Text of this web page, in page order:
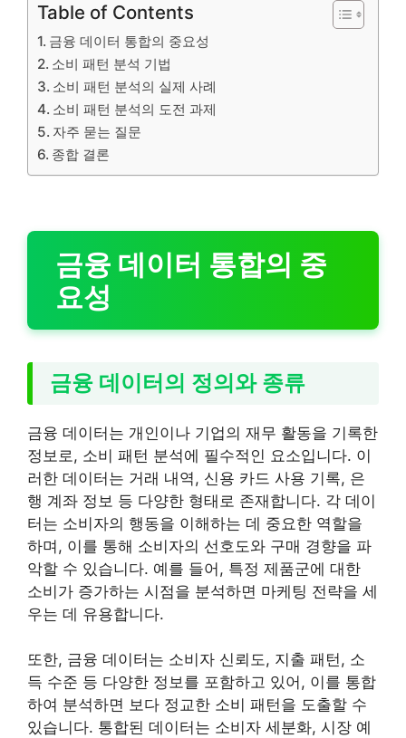
Table of Contents
금융 데이터 통합의 중요성
소비 패턴 분석 기법
소비 패턴 분석의 실제 사례
소비 패턴 분석의 도전 과제
자주 묻는 질문
종합 결론
금융 데이터 통합의 중
요성
금융 데이터의 정의와 종류
금융 데이터는 개인이나 기업의 재무 활동을 기록한
정보로, 소비 패턴 분석에 필수적인 요소입니다. 이
러한 데이터는 거래 내역, 신용 카드 사용 기록, 은
행 계좌 정보 등 다양한 형태로 존재합니다. 각 데이
터는 소비자의 행동을 이해하는 데 중요한 역할을
하며, 이를 통해 소비자의 선호도와 구매 경향을 파
악할 수 있습니다. 예를 들어, 특정 제품군에 대한
소비가 증가하는 시점을 분석하면 마케팅 전략을 세
우는 데 유용합니다.
또한, 금융 데이터는 소비자 신뢰도, 지출 패턴, 소
득 수준 등 다양한 정보를 포함하고 있어, 이를 통합
하여 분석하면 보다 정교한 소비 패턴을 도출할 수
있습니다. 통합된 데이터는 소비자 세분화, 시장 예